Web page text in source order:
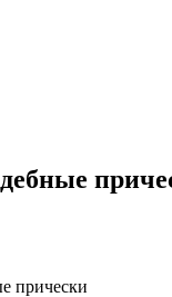
прически